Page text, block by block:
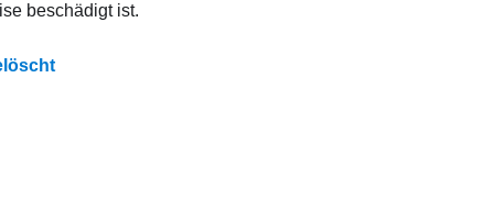
beschädigt ist.